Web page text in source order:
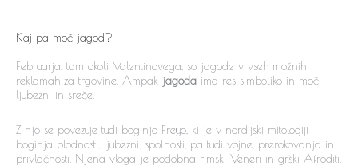
Kaj pa moč jagod?
Februarja, tam okoli Valentinovega, so jagode v vseh možnih
reklamah za trgovine. Ampak jagoda ima res simboliko in moč
ljubezni in sreče.
Z njo se povezuje tudi boginjo Freyo, ki je v nordijski mitologiji
boginja plodnosti, ljubezni, spolnosti, pa tudi vojne, prerokovanja in
privlačnosti. Njena vloga je podobna rimski Veneri in grški Afroditi.